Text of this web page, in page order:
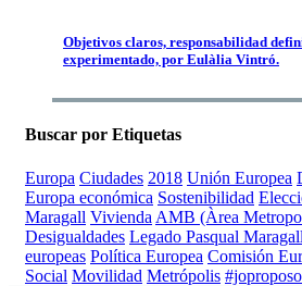
Objetivos claros, responsabilidad
experimentado, por Eulàlia Vintró.
Buscar por Etiquetas
Europa Ciudades 2018 Unión Europea
Europa económica Sostenibilidad
Maragall Vivienda AMB (Àrea
Desigualdades Legado Pasqual Maragall
europeas Política Europea Comisión
Social Movilidad Metrópolis